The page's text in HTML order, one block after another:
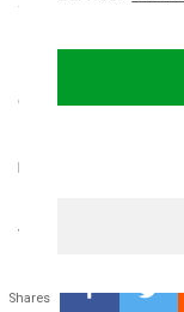
Iiiiiiiiii… eto… eto,
odrastanja, postao
nikad zadovoljan
vječni oponent tzv
vječni rušitelj
Shares